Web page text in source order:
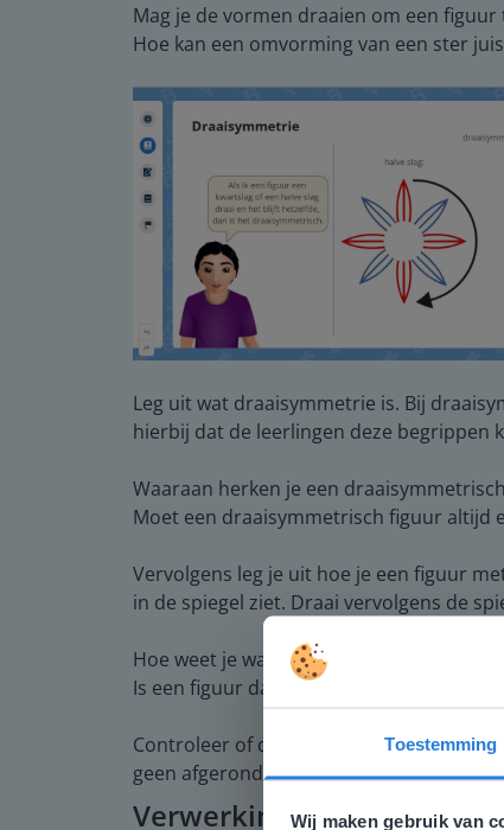
Toestemming
Wij maken gebruik van
Mag je de vormen draaien om een figuur
Hoe kan een omvorming van een ster
Leg uit wat draaisymmetrie is. Bij
hierbij dat de leerlingen deze begrippen
Waaraan herken je een
Moet een draaisymmetrisch figuur altijd
Vervolgens leg je uit hoe je een figuur
in de spiegel ziet. Draai vervolgens de
Hoe weet je waar je de spiegel moet
Is een figuur dat draaisymmetrisch is ook
Controleer of de leerlingen begrijpen
geen afgerond vierkant maken).
Verwerking